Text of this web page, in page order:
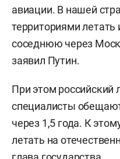
авиации. В нашей
территориями летать
соседнюю через
заявил Путин.
При этом российский
специалисты
через 1,5 года. К
летать на